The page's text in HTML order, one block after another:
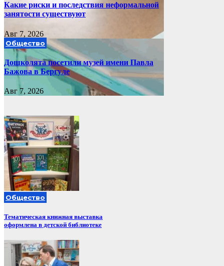
Какие риски и последствия неформальной
занятости существуют
Авг 7, 2026
Общество
Дошколята посетили музей имени Павла
Бажова в Бергуле
Авг 7, 2026
Общество
Тематическая книжная выставка
оформлена в детской библиотеке